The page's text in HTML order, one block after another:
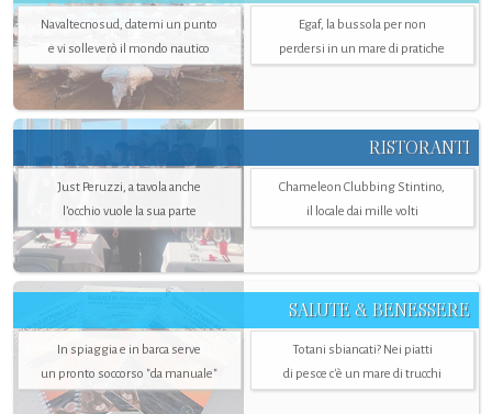
Navaltecnosud, datemi un punto
e vi solleverò il mondo nautico
Egaf, la bussola per non
perdersi in un mare di pratiche
RISTORANTI
Just Peruzzi, a tavola anche
l’occhio vuole la sua parte
Chameleon Clubbing Stintino,
il locale dai mille volti
SALUTE & BENESSERE
In spiaggia e in barca serve
un pronto soccorso "da manuale"
Totani sbiancati? Nei piatti
di pesce c'è un mare di trucchi